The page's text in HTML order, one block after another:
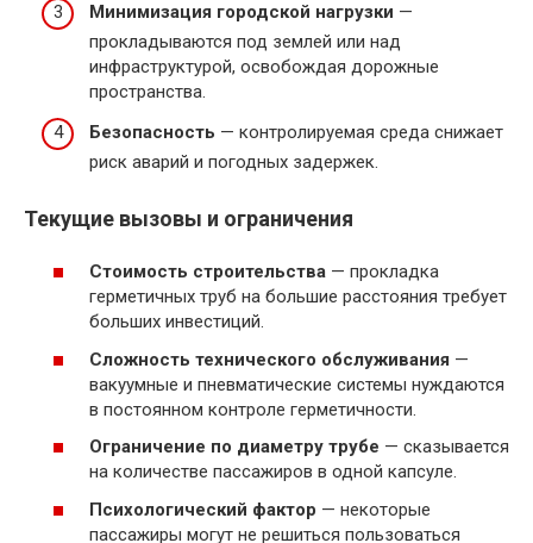
Минимизация городской нагрузки —
прокладываются под землей или над
инфраструктурой, освобождая дорожные
пространства.
Безопасность — контролируемая среда снижает
риск аварий и погодных задержек.
Текущие вызовы и ограничения
Стоимость строительства — прокладка
герметичных труб на большие расстояния требует
больших инвестиций.
Сложность технического обслуживания —
вакуумные и пневматические системы нуждаются
в постоянном контроле герметичности.
Ограничение по диаметру трубе — сказывается
на количестве пассажиров в одной капсуле.
Психологический фактор — некоторые
пассажиры могут не решиться пользоваться